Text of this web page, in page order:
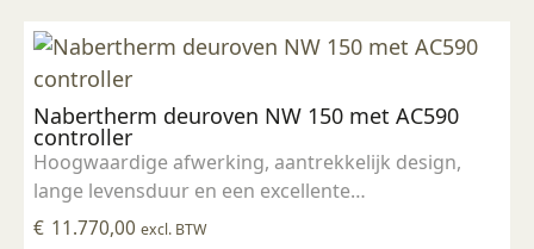
Nabertherm deuroven NW 150 met AC590
controller
Hoogwaardige afwerking, aantrekkelijk design,
lange levensduur en een excellente
temperatuurgelijkmatigheid. Een brandoven mag
€ 11.770,00 excl. BTW